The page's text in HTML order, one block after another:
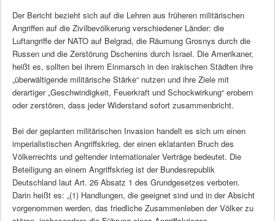
Der Bericht bezieht sich auf die Lehren aus früheren militärischen
Angriffen auf die Zivilbevölkerung verschiedener Länder: die
Luftangriffe der NATO auf Belgrad, die Räumung Grosnys durch die
Russen und die Zerstörung Dschenins durch Israel. Die Amerikaner,
heißt es, sollten bei ihrem Einmarsch in den irakischen Städten ihre
„überwältigende militärische Stärke“ nutzen und ihre Ziele mit
derartiger „Geschwindigkeit, Feuerkraft und Schockwirkung“ erobern
oder zerstören, dass jeder Widerstand sofort zusammenbricht.
Bei der geplanten militärischen Invasion handelt es sich um einen
imperialistischen Angriffskrieg, der einen eklatanten Bruch des
Völkerrechts und geltender internationaler Verträge bedeutet. Die
Beteiligung an einem Angriffskrieg ist der Bundesrepublik
Deutschland laut Art. 26 Absatz 1 des Grundgesetzes verboten.
Darin heißt es: „(1) Handlungen, die geeignet sind und in der Absicht
vorgenommen werden, das friedliche Zusammenleben der Völker zu